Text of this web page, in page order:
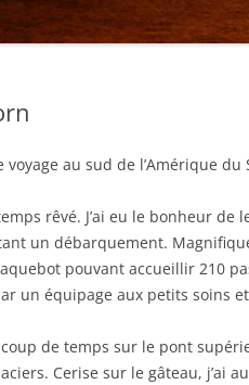
voyage au sud de l’Amérique du
rêvé. J’ai eu le bonheur
un débarquement.
pouvant accueillir 210
un équipage aux petits soins
de temps sur le pont
Cerise sur le gâteau, j’ai